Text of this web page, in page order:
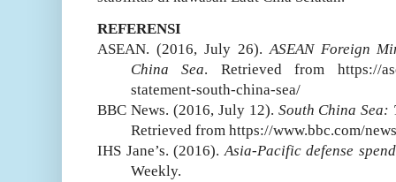
REFERENSI
ASEAN. (2016, July 26).ASEAN Foreign
China Sea. Retrieved from https://
statement-south-china-sea/
BBC News. (2016, July 12). South China
Retrieved from https://www.bbc.com/
IHS Jane’s. (2016).Asia-Pacific defense
Weekly.